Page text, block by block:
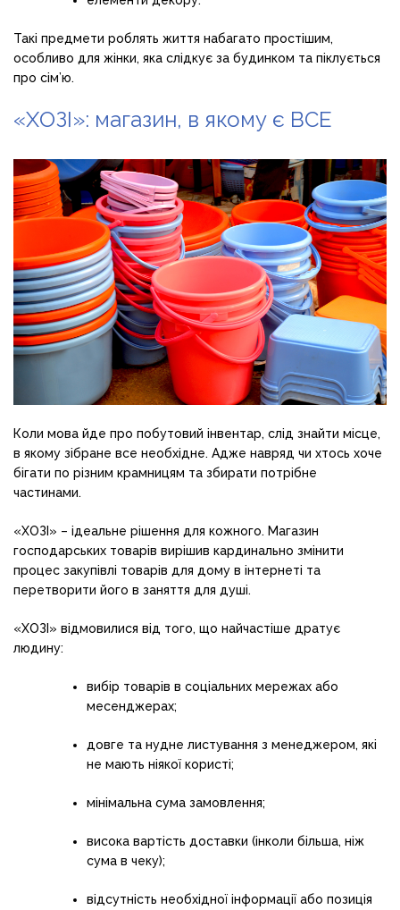
Такі предмети роблять життя набагато простішим,
особливо для жінки, яка слідкує за будинком та піклується
про сім’ю.
«ХОЗІ»: магазин, в якому є ВСЕ
Коли мова йде про побутовий інвентар, слід знайти місце,
в якому зібране все необхідне. Адже навряд чи хтось хоче
бігати по різним крамницям та збирати потрібне
частинами.
«ХОЗІ» – ідеальне рішення для кожного. Магазин
господарських товарів вирішив кардинально змінити
процес закупівлі товарів для дому в інтернеті та
перетворити його в заняття для душі.
«ХОЗІ» відмовилися від того, що найчастіше дратує
людину:
вибір товарів в соціальних мережах або
месенджерах;
довге та нудне листування з менеджером, які
не мають ніякої користі;
мінімальна сума замовлення;
висока вартість доставки (інколи більша, ніж
сума в чеку);
відсутність необхідної інформації або позиція